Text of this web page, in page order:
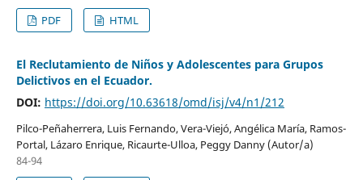
PDF
HTML
El Reclutamiento de Niños y Adolescentes para Grupos
Delictivos en el Ecuador.
DOI: https://doi.org/10.63618/omd/isj/v4/n1/212
Pilco-Peñaherrera, Luis Fernando, Vera-Viejó, Angélica María, Ramos-
Portal, Lázaro Enrique, Ricaurte-Ulloa, Peggy Danny (Autor/a)
84-94